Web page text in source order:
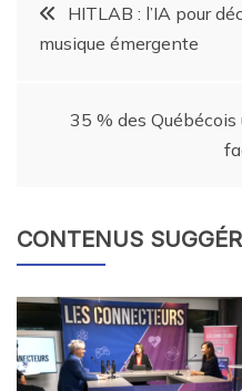
HITLAB : l’IA pour
musique émergente
35 % des
CONTENUS